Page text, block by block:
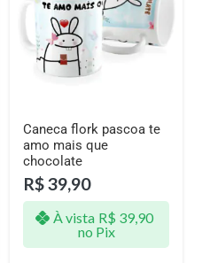
Caneca flork pascoa te
amo mais que
chocolate
R$39,90
À vista R$ 39,90
no Pix